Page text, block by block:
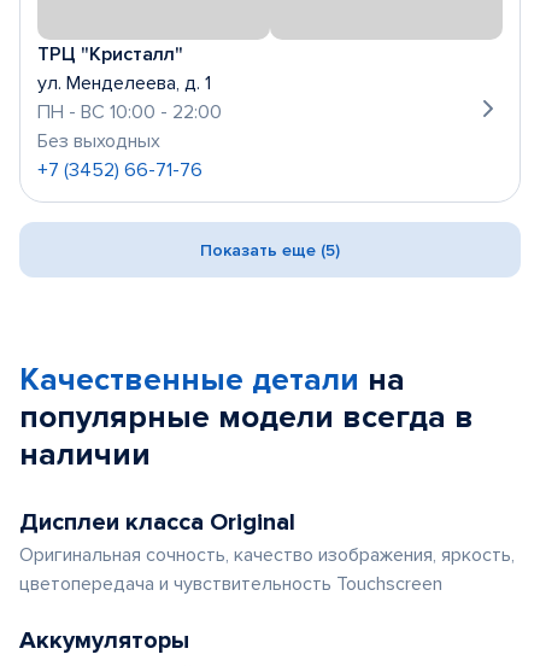
ТРЦ "Кристалл"
ул. Менделеева, д. 1
ПН - ВС 10:00 - 22:00
Без выходных
+7 (3452) 66-71-76
Показать еще (5)
Качественные детали на
популярные модели всегда в
наличии
Дисплеи класса Original
Оригинальная сочность, качество изображения, яркость,
цветопередача и чувствительность Touchscreen
Аккумуляторы